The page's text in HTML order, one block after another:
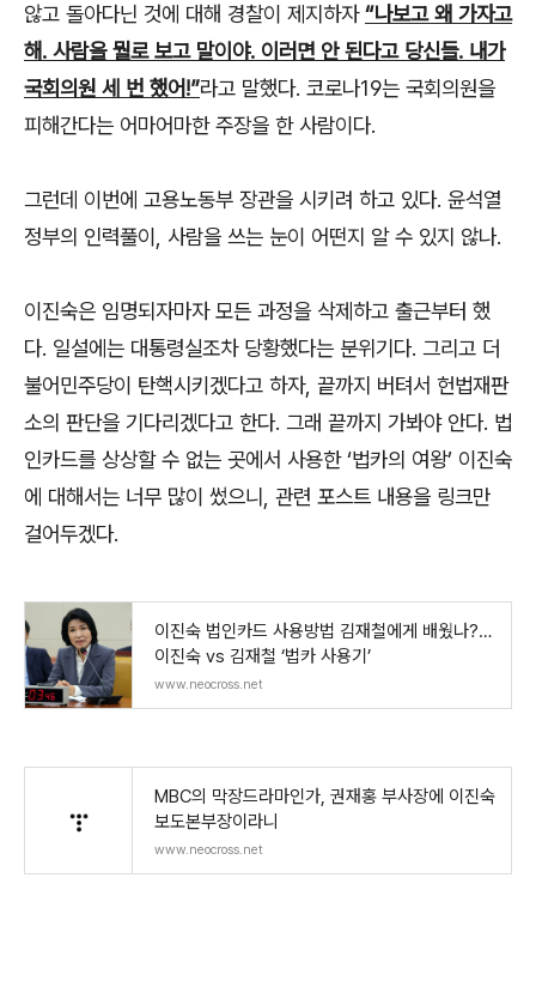
않고 돌아다닌 것에 대해 경찰이 제지하자“나보고 왜 가자고
해. 사람을 뭘로 보고 말이야. 이러면 안 된다고 당신들. 내가
국회의원 세 번 했어!”라고 말했다. 코로나19는 국회의원을
피해간다는 어마어마한 주장을 한 사람이다.
그런데 이번에 고용노동부 장관을 시키려 하고 있다. 윤석열
정부의 인력풀이, 사람을 쓰는 눈이 어떤지 알 수 있지 않나.
이진숙은 임명되자마자 모든 과정을 삭제하고 출근부터 했
다. 일설에는 대통령실조차 당황했다는 분위기다. 그리고 더
불어민주당이 탄핵시키겠다고 하자, 끝까지 버텨서 헌법재판
소의 판단을 기다리겠다고 한다. 그래 끝까지 가봐야 안다. 법
인카드를 상상할 수 없는 곳에서 사용한 ‘법카의 여왕’ 이진숙
에 대해서는 너무 많이 썼으니, 관련 포스트 내용을 링크만
걸어두겠다.
이진숙 법인카드 사용방법 김재철에게 배웠나?…
이진숙 vs 김재철 ‘법카 사용기’
www.neocross.net
MBC의 막장드라마인가, 권재홍 부사장에 이진숙
보도본부장이라니
www.neocross.net